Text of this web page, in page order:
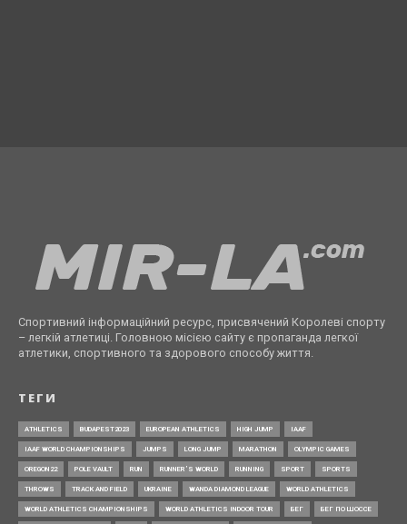
Спортивний інформаційний ресурс, присвячений Королеві спорту
– легкій атлетиці. Головною місією сайту є пропаганда легкої
атлетики, спортивного та здорового способу життя.
ТЕГИ
ATHLETICS BUDAPEST2023 EUROPEAN ATHLETICS HIGH JUMP IAAF
IAAF WORLD CHAMPIONSHIPS JUMPS LONG JUMP MARATHON OLYMPIC GAMES
OREGON22 POLE VAULT RUN RUNNER’S WORLD RUNNING SPORT SPORTS
THROWS TRACK AND FIELD UKRAINE WANDA DIAMOND LEAGUE WORLD ATHLETICS
WORLD ATHLETICS CHAMPIONSHIPS WORLD ATHLETICS INDOOR TOUR БЕГ БЕГ ПО ШОССЕ